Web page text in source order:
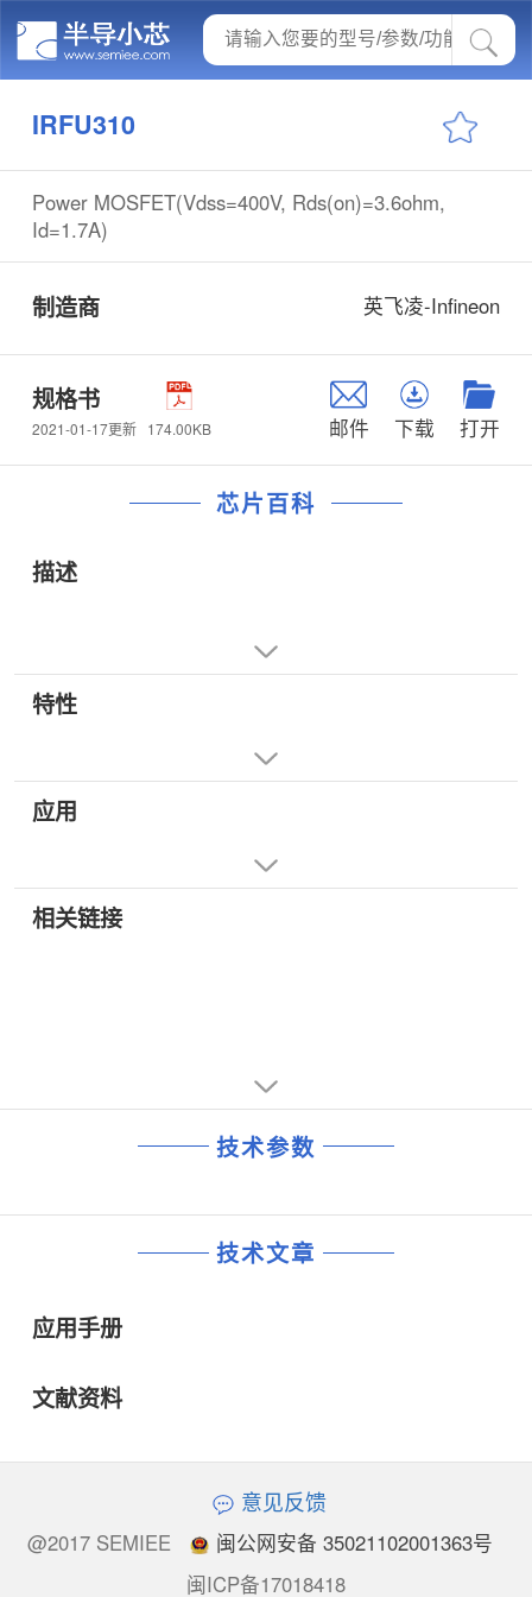
IRFU310
Power MOSFET(Vdss=400V, Rds(on)=3.6ohm,
Id=1.7A)
制造商 英飞凌-Infineon
规格书
2021-01-17更新 174.00KB 邮件 下载 打开
芯片百科
描述
特性
应用
相关链接
技术参数
技术文章
应用手册
文献资料
意见反馈
@2017 SEMIEE
闽公网安备 35021102001363号
闽ICP备17018418